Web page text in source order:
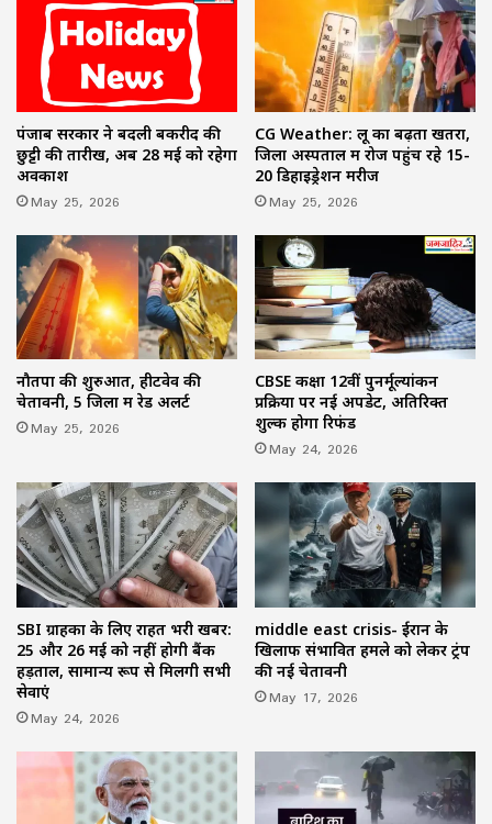
पंजाब सरकार ने बदली बकरीद की
छुट्टी की तारीख, अब 28 मई को रहेगा
अवकाश
May 25, 2026
CG Weather: लू का बढ़ता खतरा,
जिला अस्पताल में रोज पहुंच रहे 15-
20 डिहाइड्रेशन मरीज
May 25, 2026
नौतपा की शुरुआत, हीटवेव की
चेतावनी, 5 जिलों में रेड अलर्ट
May 25, 2026
CBSE कक्षा 12वीं पुनर्मूल्यांकन
प्रक्रिया पर नई अपडेट, अतिरिक्त
शुल्क होगा रिफंड
May 24, 2026
SBI ग्राहकों के लिए राहत भरी खबर:
25 और 26 मई को नहीं होगी बैंक
हड़ताल, सामान्य रूप से मिलेंगी सभी
सेवाएं
May 24, 2026
middle east crisis- ईरान के
खिलाफ संभावित हमले को लेकर ट्रंप
की नई चेतावनी
May 17, 2026